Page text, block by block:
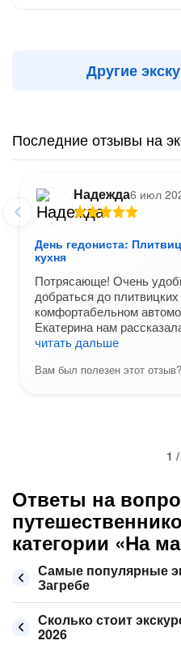
Другие
Последние отзывы на
Надежда6 июл
День гедониста:
кухня
Потрясающе! Очень
добраться до
комфортабельном
Екатерина нам
читать дальше
Вам был полезен этот отзыв?
1
Ответы на
категории «На
Самые популярные
Загребе
Сколько стоит
2026